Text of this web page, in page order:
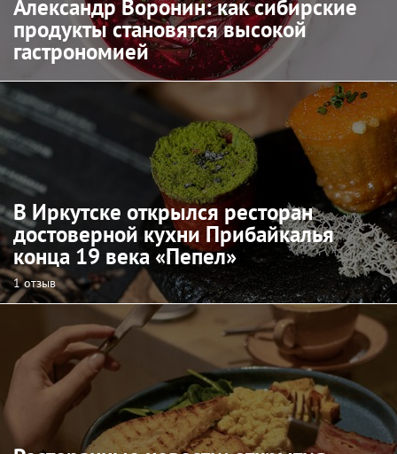
Александр Воронин: как сибирские
продукты становятся высокой
гастрономией
В Иркутске открылся ресторан
достоверной кухни Прибайкалья
конца 19 века «Пепел»
1 отзыв